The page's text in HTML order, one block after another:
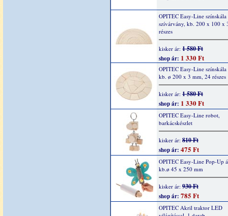
OPITEC Easy-Line színskála
szívárvány, kb. 200 x 100 x
részes
kisker ár: 1 580 Ft
shop ár: 1 330 Ft
OPITEC Easy-Line
kb. ø 200 x 3 mm, 24 részes
kisker ár: 1 580 Ft
shop ár: 1 330 Ft
OPITEC Easy-Line robot,
barkácskészlet
kisker ár: 810 Ft
shop ár: 475 Ft
OPITEC Easy-Line Pop-Up
kb.ø 45 x 250 mm
kisker ár: 930 Ft
shop ár: 785 Ft
OPITEC Akril traktor LED